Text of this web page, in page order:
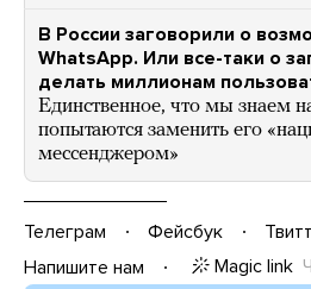
В России заговорили о
WhatsApp. Или все-таки о
делать миллионам
Единственное, что мы знаем
попытаются заменить его
мессенджером»
Телеграм Фейсбук
Напишите нам
Magic link